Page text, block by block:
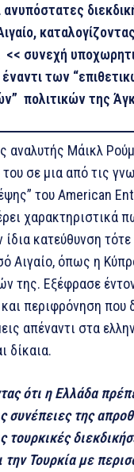
<< συνεχή
των
πολιτικών της
αναλυτής Μάικλ
σε μια από τις
του American
χαρακτηριστικά
ίδια κατεύθυνση
Αιγαίο, όπως η
της. Εξέφρασε
περιφρόνηση που
απέναντι στα
δίκαια.
ότι η Ελλάδα
συνέπειες της
τουρκικές
την Τουρκία με